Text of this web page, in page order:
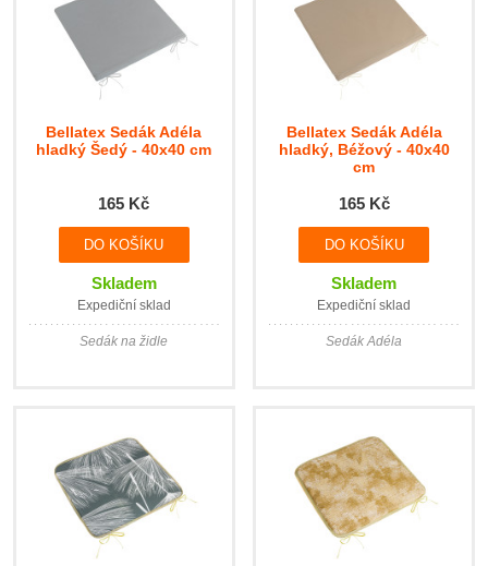
Bellatex Sedák Adéla
hladký Šedý - 40x40 cm
165 Kč
Skladem
Expediční sklad
Sedák na židle
Bellatex Sedák Adéla
hladký, Béžový - 40x40
cm
165 Kč
Skladem
Expediční sklad
Sedák Adéla